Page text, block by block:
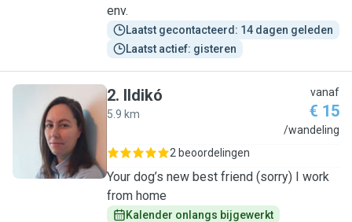
env.
Laatst gecontacteerd: 14 dagen geleden
Laatst actief: gisteren
I
2. Ildikó
5.9 km
vanaf
€ 15
/wandeling
2 beoordelingen
Your dog’s new best friend (sorry) I work
from home
Kalender onlangs bijgewerkt